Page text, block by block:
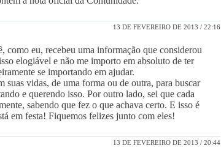
13 DE FEVEREIRO DE 2013 / 22:16
como eu, recebeu uma informação que considerou
elogiável e não me importo em absoluto de ter
se importando em ajudar.
suas vidas, de uma forma ou de outra, para buscar
e querendo isso. Por outro lado, sei que cada
sabendo que fez o que achava certo. E isso é
em festa! Fiquemos felizes junto com eles!
13 DE FEVEREIRO DE 2013 / 20:44